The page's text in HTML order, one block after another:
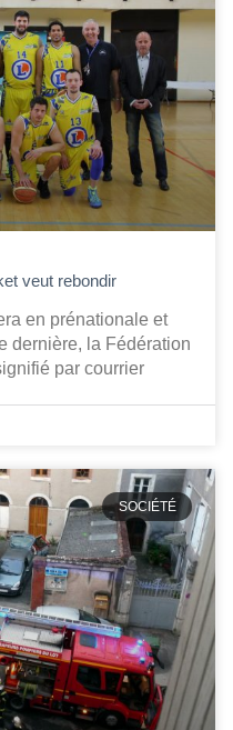
veut rebondir
en prénationale et
dernière, la Fédération
par courrier
SOCIÉTÉ